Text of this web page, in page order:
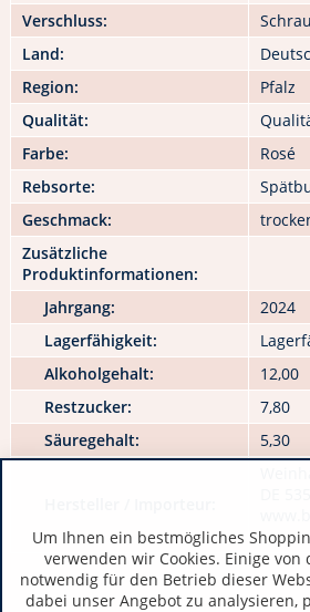
Verschluss:
Land:
Region:
Pfalz
Qualität:
Farbe:
Rosé
Rebsorte:
Geschmack:
Zusätzliche
Produktinformationen:
Jahrgang:
2024
Lagerfähigkeit:
Alkoholgehalt:
12,00
Restzucker:
7,80
Säuregehalt:
5,30
Um Ihnen ein bestmögliches
verwenden wir Cookies. Einige von
notwendig für den Betrieb dieser
dabei unser Angebot zu analysieren,